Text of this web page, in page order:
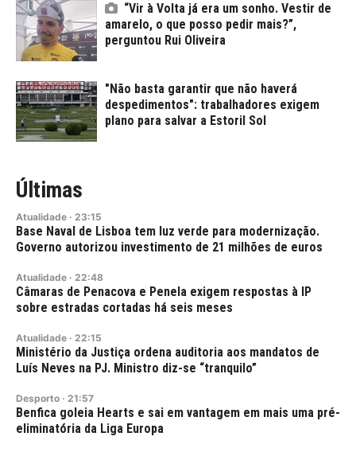
“Vir à Volta já era um sonho. Vestir de
amarelo, o que posso pedir mais?”,
perguntou Rui Oliveira
"Não basta garantir que não haverá
despedimentos": trabalhadores exigem
plano para salvar a Estoril Sol
Últimas
Atualidade · 23:15
Base Naval de Lisboa tem luz verde para modernização.
Governo autorizou investimento de 21 milhões de euros
Atualidade · 22:48
Câmaras de Penacova e Penela exigem respostas à IP
sobre estradas cortadas há seis meses
Atualidade · 22:15
Ministério da Justiça ordena auditoria aos mandatos de
Luís Neves na PJ. Ministro diz-se “tranquilo”
Desporto · 21:57
Benfica goleia Hearts e sai em vantagem em mais uma pré-
eliminatória da Liga Europa